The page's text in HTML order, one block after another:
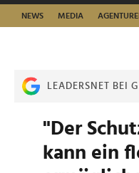
NEWS MEDIA
LEADERSNET BEI
"Der
kann ein